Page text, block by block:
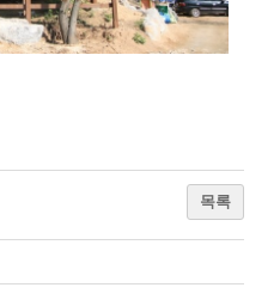
목록